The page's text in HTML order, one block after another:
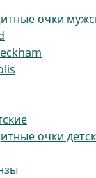
очки
очки